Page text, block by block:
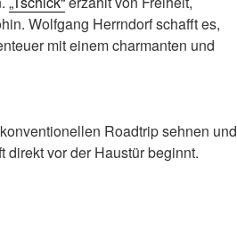
Wolfgang Herrndorf schafft es,
mit einem charmanten und
Roadtrip sehnen und
vor der Haustür beginnt.